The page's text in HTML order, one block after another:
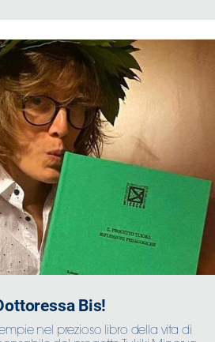
Bis!
nel prezioso libro della vita di